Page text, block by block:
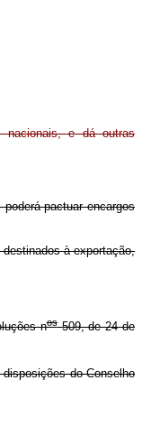
nacionais, e dá outras
pactuar encargos
à exportação,
nos509, de 24 de
do Conselho